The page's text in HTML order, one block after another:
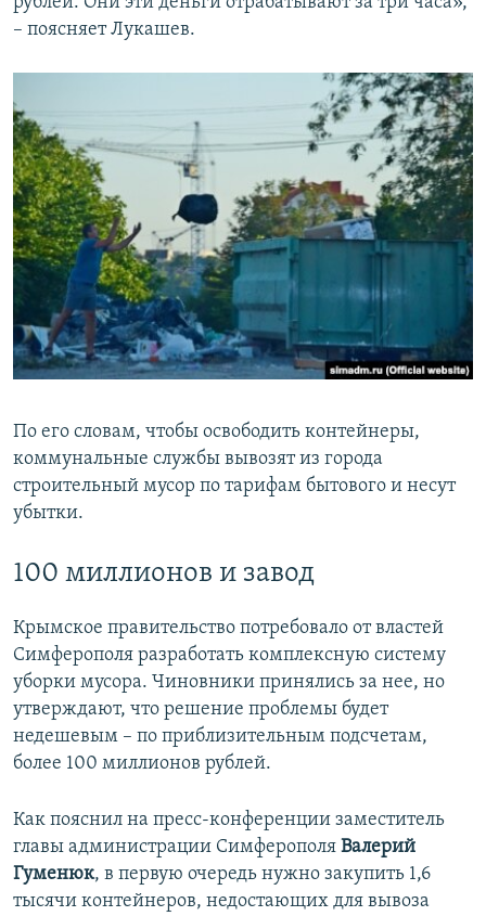
– поясняет Лукашев.
По его словам, чтобы освободить контейнеры,
коммунальные службы вывозят из города
строительный мусор по тарифам бытового и несут
убытки.
100 миллионов и завод
Крымское правительство потребовало от властей
Симферополя разработать комплексную систему
уборки мусора. Чиновники принялись за нее, но
утверждают, что решение проблемы будет
недешевым – по приблизительным подсчетам,
более 100 миллионов рублей.
Как пояснил на пресс-конференции заместитель
главы администрации Симферополя Валерий
Гуменюк, в первую очередь нужно закупить 1,6
тысячи контейнеров, недостающих для вывоза